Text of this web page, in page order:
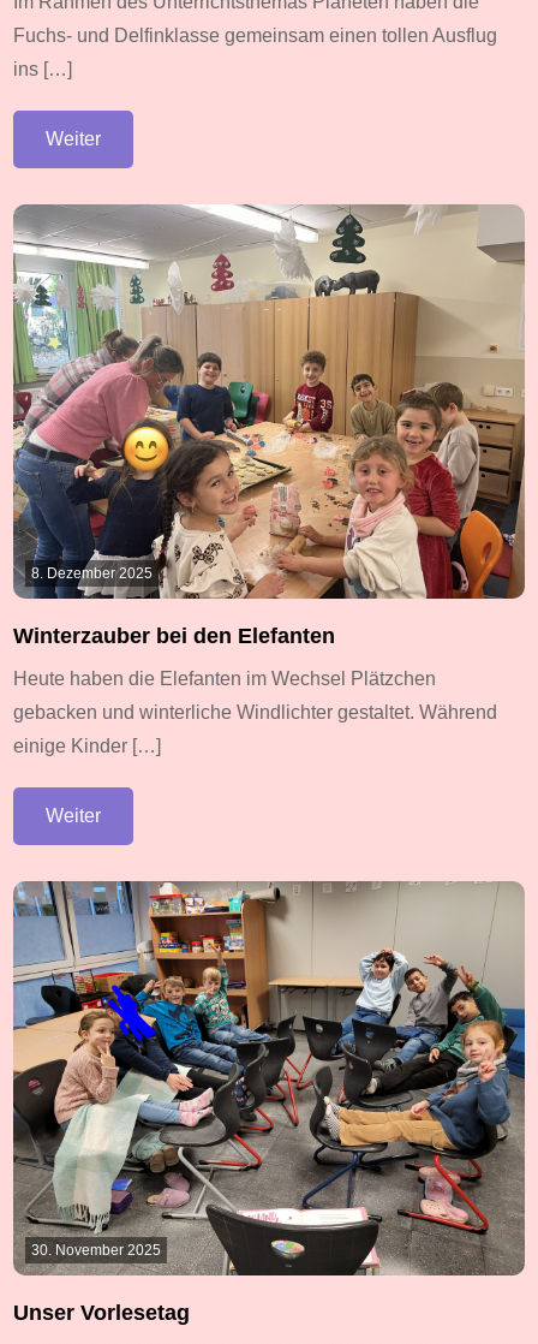
Fuchs- und Delfinklasse gemeinsam einen tollen Ausflug
ins […]
Weiter
8. Dezember 2025
Winterzauber bei den Elefanten
Heute haben die Elefanten im Wechsel Plätzchen
gebacken und winterliche Windlichter gestaltet. Während
einige Kinder […]
Weiter
30. November 2025
Unser Vorlesetag